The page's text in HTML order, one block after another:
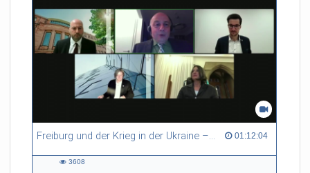
Freiburg und der Krieg in der Ukraine – Perspektiven aus Universität, Stadt und Regierungspräsidium 01:12:04
01:12:04 duration
3608